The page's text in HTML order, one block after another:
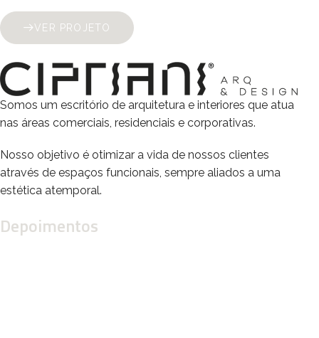
VER PROJETO
Somos um escritório de arquitetura e interiores que atua
nas áreas comerciais, residenciais e corporativas.
Nosso objetivo é otimizar a vida de nossos clientes
através de espaços funcionais, sempre aliados a uma
estética atemporal.
Depoimentos